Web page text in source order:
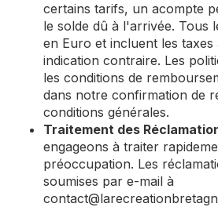
certains tarifs, un acompte
le solde dû à l'arrivée. Tous
en Euro et incluent les
indication contraire. Les
les conditions de
dans notre confirmation de
conditions générales.
Traitement des
engageons à traiter
préoccupation. Les
soumises par e-mail à